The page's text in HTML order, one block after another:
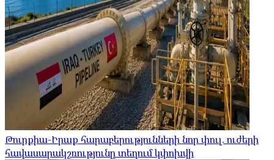
Թուրքիա-Իրաք հարաբերությունների նոր փուլ. ուժերի
հավասարակշռությունը տեղում կփոխվի